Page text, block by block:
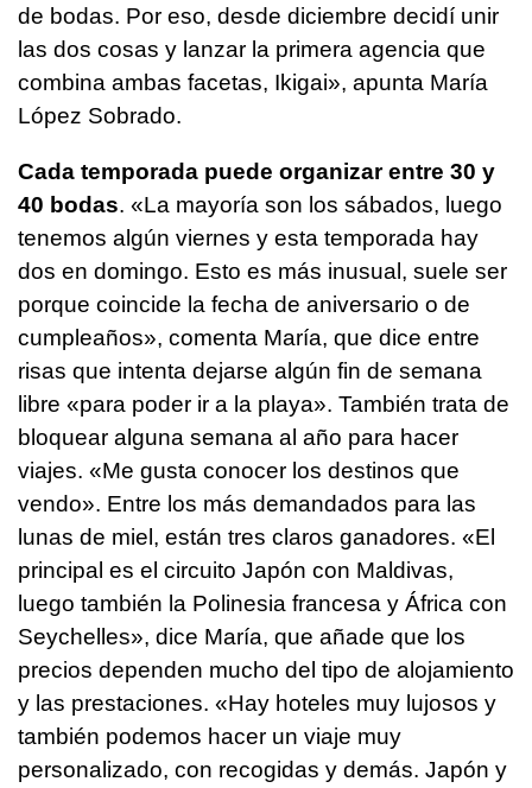
de bodas. Por eso, desde diciembre decidí unir
las dos cosas y lanzar la primera agencia que
combina ambas facetas, Ikigai», apunta María
López Sobrado.
Cada temporada puede organizar entre 30 y
40 bodas. «La mayoría son los sábados, luego
tenemos algún viernes y esta temporada hay
dos en domingo. Esto es más inusual, suele ser
porque coincide la fecha de aniversario o de
cumpleaños», comenta María, que dice entre
risas que intenta dejarse algún fin de semana
libre «para poder ir a la playa». También trata de
bloquear alguna semana al año para hacer
viajes. «Me gusta conocer los destinos que
vendo». Entre los más demandados para las
lunas de miel, están tres claros ganadores. «El
principal es el circuito Japón con Maldivas,
luego también la Polinesia francesa y África con
Seychelles», dice María, que añade que los
precios dependen mucho del tipo de alojamiento
y las prestaciones. «Hay hoteles muy lujosos y
también podemos hacer un viaje muy
personalizado, con recogidas y demás. Japón y